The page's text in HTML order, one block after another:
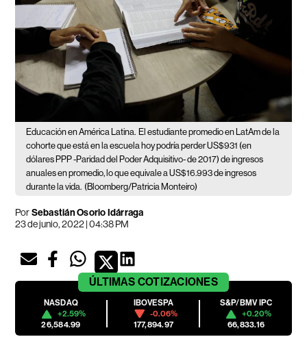
Educación en América Latina. El estudiante promedio en LatAm de la
cohorte que está en la escuela hoy podría perder US$931 (en
dólares PPP -Paridad del Poder Adquisitivo- de 2017) de ingresos
anuales en promedio, lo que equivale a US$16.993 de ingresos
durante la vida. (Bloomberg/Patricia Monteiro)
PorSebastián Osorio Idárraga
23 de junio, 2022 | 04:38 PM
ÚLTIMAS COTIZACIONES
NASDAQ
+2.59%
26,584.99
IBOVESPA
-0.06%
177,894.97
S&P/BMV IPC
+0.20%
66,833.16